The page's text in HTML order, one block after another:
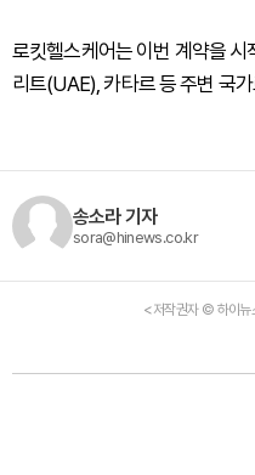
로킷헬스케어는 이번 계약을 시
리트(UAE), 카타르 등 주변 국
송소라 기자
sora@hinews.co.kr
<저작권자 © 하이뉴